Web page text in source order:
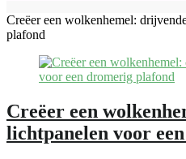
Creëer een wolkenhemel:
plafond
Creëer een
lichtpanelen voor